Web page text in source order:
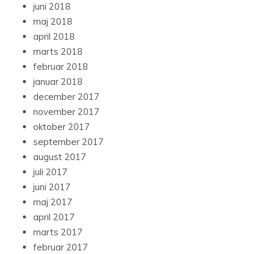
juni 2018
maj 2018
april 2018
marts 2018
februar 2018
januar 2018
december 2017
november 2017
oktober 2017
september 2017
august 2017
juli 2017
juni 2017
maj 2017
april 2017
marts 2017
februar 2017